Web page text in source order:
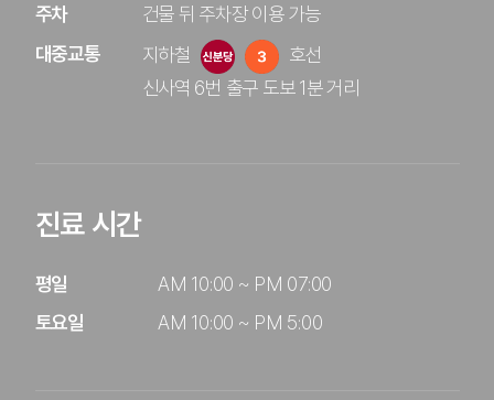
주차
대중교통
건물 뒤 주차장 이용 가능
지하철
호선
신사역 6번 출구 도보 1분 거리
진료 시간
평일
토요일
AM 10:00 ~ PM 07:00
AM 10:00 ~ PM 5:00